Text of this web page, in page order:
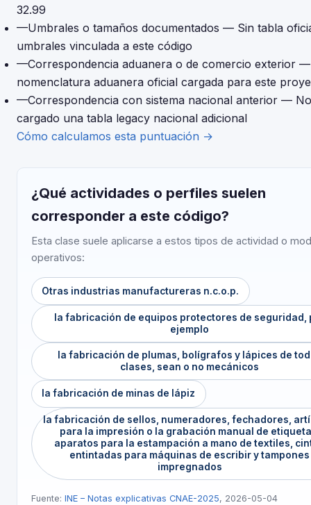
32.99
—Umbrales o tamaños documentados — Sin tabla
umbrales vinculada a este código
—Correspondencia aduanera o de comercio exterior —
nomenclatura aduanera oficial cargada para este
—Correspondencia con sistema nacional anterior —
cargado una tabla legacy nacional adicional
Cómo calculamos esta puntuación →
¿Qué actividades o perfiles suelen
corresponder a este código?
Esta clase suele aplicarse a estos tipos de actividad o
operativos:
Otras industrias manufactureras n.c.o.p.
la fabricación de equipos protectores de seguridad,
ejemplo
la fabricación de plumas, bolígrafos y lápices de
clases, sean o no mecánicos
la fabricación de minas de lápiz
la fabricación de sellos, numeradores, fechadores,
para la impresión o la grabación manual de
aparatos para la estampación a mano de textiles,
entintadas para máquinas de escribir y tampones
impregnados
Fuente: INE – Notas explicativas CNAE-2025, 2026-05-04